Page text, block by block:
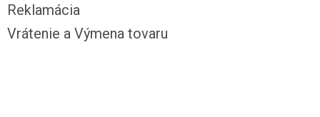
Reklamácia
Vrátenie a Výmena tovaru